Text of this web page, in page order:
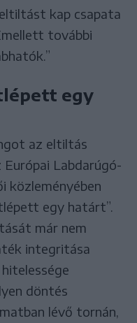
kap csapata
további
egy
az eltiltás
Labdarúgó-
közleményében
egy határt”.
már nem
integritása
döntés
lévő tornán,